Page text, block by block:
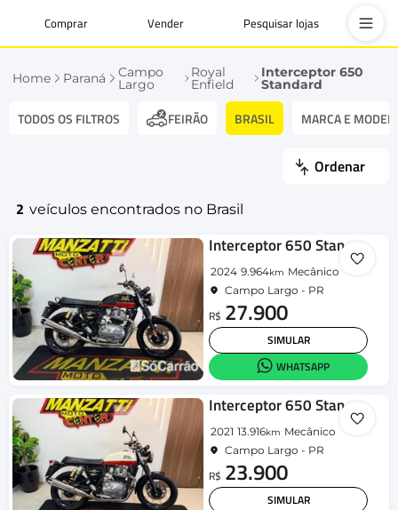
Comprar Vender Pesquisar lojas
Home Paraná Campo
Largo
Royal
Enfield
Interceptor 650
Standard
TODOS OS FILTROS FEIRÃO BRASIL MARCA E
Ordenar
2 veículos encontrados no Brasil
2024 9.964km Mecânico
Campo Largo - PR
R$ 27.900
SIMULAR
WHATSAPP
2021 13.916km Mecânico
Campo Largo - PR
R$ 23.900
SIMULAR